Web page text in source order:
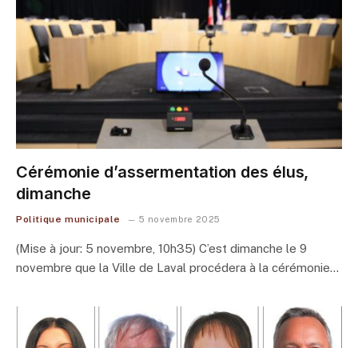
Cérémonie d’assermentation des élus,
dimanche
Politique municipale 5 novembre 2025
(Mise à jour: 5 novembre, 10h35) C’est dimanche le 9
novembre que la Ville de Laval procédera à la cérémonie…